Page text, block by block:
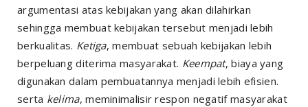
argumentasi atas kebijakan yang akan dilahirkan
sehingga membuat kebijakan tersebut menjadi lebih
berkualitas. Ketiga, membuat sebuah kebijakan lebih
berpeluang diterima masyarakat. Keempat, biaya yang
digunakan dalam pembuatannya menjadi lebih efisien.
serta kelima, meminimalisir respon negatif masyarakat